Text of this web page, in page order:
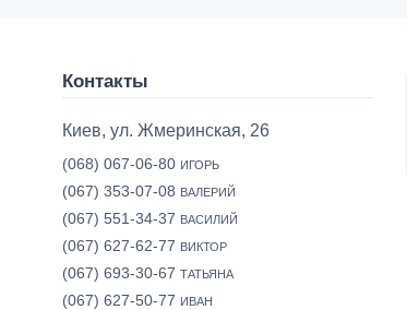
Контакты
Киев, ул. Жмеринская, 26
(068) 067-06-80 ИГОРЬ
(067) 353-07-08 ВАЛЕРИЙ
(067) 551-34-37 ВАСИЛИЙ
(067) 627-62-77 ВИКТОР
(067) 693-30-67 ТАТЬЯНА
(067) 627-50-77 ИВАН